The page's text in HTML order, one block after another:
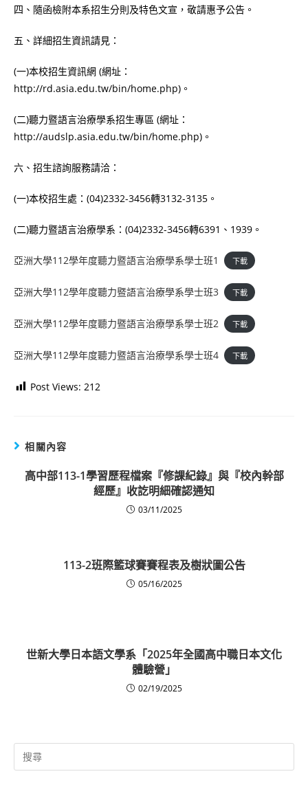
四、隨函檢附本系招生分則及特色文宣，敬請惠予公告。
五、詳細招生資訊請見：
(一)本校招生資訊網 (網址：
http://rd.asia.edu.tw/bin/home.php)。
(二)聽力暨語言治療學系招生專區 (網址：
http://audslp.asia.edu.tw/bin/home.php)。
六、招生諮詢服務請洽：
(一)本校招生處：(04)2332-3456轉3132-3135。
(二)聽力暨語言治療學系：(04)2332-3456轉6391、1939。
亞洲大學112學年度聽力暨語言治療學系學士班1 下載
亞洲大學112學年度聽力暨語言治療學系學士班3 下載
亞洲大學112學年度聽力暨語言治療學系學士班2 下載
亞洲大學112學年度聽力暨語言治療學系學士班4 下載
Post Views: 212
相關內容
高中部113-1學習歷程檔案『修課紀錄』與『校內幹部
經歷』收訖明細確認通知
03/11/2025
113-2班際籃球賽賽程表及樹狀圖公告
05/16/2025
世新大學日本語文學系「2025年全國高中職日本文化
體驗營」
02/19/2025
Search
for: